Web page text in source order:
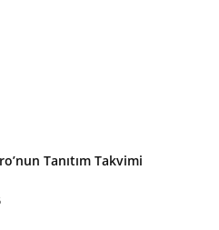
Tanıtım Takvimi